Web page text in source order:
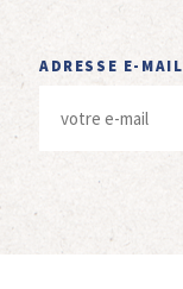
ADRESSE E-MAIL